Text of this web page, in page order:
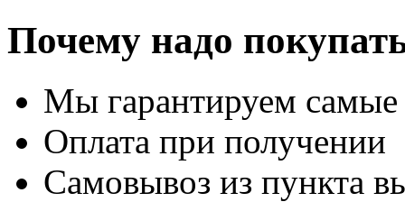
Почему надо
Мы гарантируем
Оплата при получении
Самовывоз из пункта